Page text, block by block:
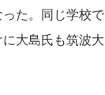
た。同じ学校で
大島氏も筑波大